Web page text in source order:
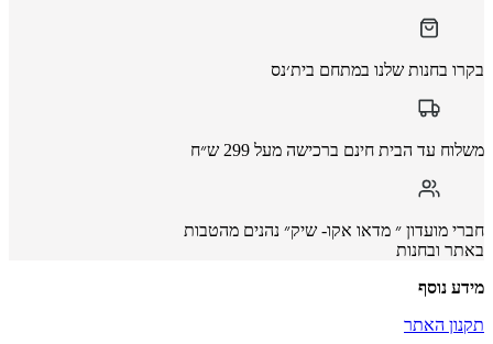
בקרו בחנות שלנו במתחם בית׳נס
משלוח עד הבית חינם ברכישה מעל 299 ש״ח
חברי מועדון ״ מדאו אקו- שיק״ נהנים מהטבות
באתר ובחנות
מידע נוסף
תקנון האתר